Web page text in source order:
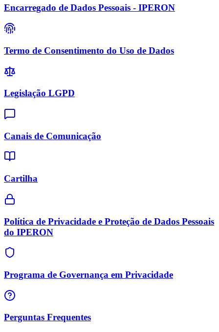
Encarregado de Dados Pessoais - IPERON
Termo de Consentimento do Uso de Dados
Legislação LGPD
Canais de Comunicação
Cartilha
Política de Privacidade e Proteção de Dados Pessoais
do IPERON
Programa de Governança em Privacidade
Perguntas Frequentes